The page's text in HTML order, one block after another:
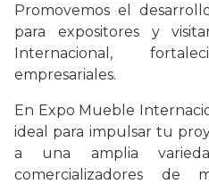
Promovemos el
para expositores y
Internacional,
empresariales.
En Expo Mueble
ideal para impulsar tu
a una amplia
comercializadores de